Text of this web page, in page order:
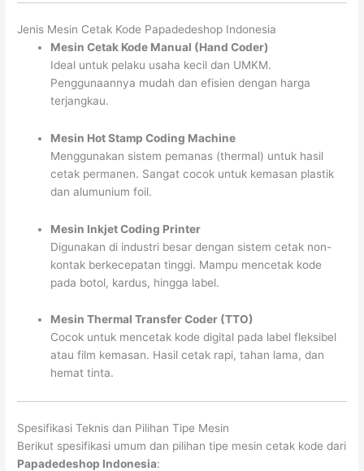
Jenis Mesin Cetak Kode Papadedeshop Indonesia
Mesin Cetak Kode Manual (Hand Coder)
Ideal untuk pelaku usaha kecil dan UMKM.
Penggunaannya mudah dan efisien dengan harga
terjangkau.
Mesin Hot Stamp Coding Machine
Menggunakan sistem pemanas (thermal) untuk hasil
cetak permanen. Sangat cocok untuk kemasan plastik
dan alumunium foil.
Mesin Inkjet Coding Printer
Digunakan di industri besar dengan sistem cetak non-
kontak berkecepatan tinggi. Mampu mencetak kode
pada botol, kardus, hingga label.
Mesin Thermal Transfer Coder (TTO)
Cocok untuk mencetak kode digital pada label fleksibel
atau film kemasan. Hasil cetak rapi, tahan lama, dan
hemat tinta.
Spesifikasi Teknis dan Pilihan Tipe Mesin
Berikut spesifikasi umum dan pilihan tipe mesin cetak kode dari
Papadedeshop Indonesia: